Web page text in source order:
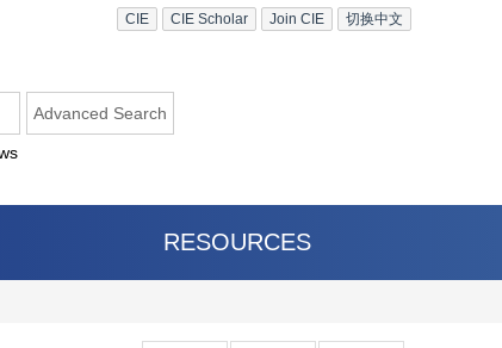
切换中文
Join CIE
CIE Scholar
CIE
Advanced Search
RESOURCES